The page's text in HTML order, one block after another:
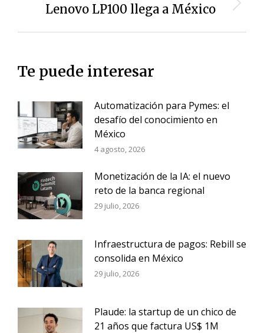
Siguiente
Lenovo LP100 llega a México
Te puede interesar
Automatización para Pymes: el
desafío del conocimiento en
México
4 agosto, 2026
Monetización de la IA: el nuevo
reto de la banca regional
29 julio, 2026
Infraestructura de pagos: Rebill se
consolida en México
29 julio, 2026
Plaude: la startup de un chico de
21 años que factura US$ 1M